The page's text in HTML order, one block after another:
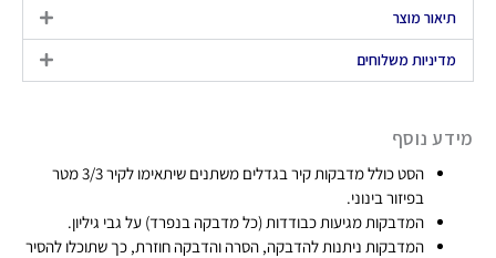
PALMS
rust
תיאור מוצר
מדיניות משלוחים
מידע נוסף
הסט כולל מדבקות קיר בגדלים משתנים שיתאימו לקיר 3/3 מטר
בפיזור בינוני.
המדבקות מגיעות כבודדות (כל מדבקה בנפרד) על גבי גיליון.
המדבקות ניתנות להדבקה, הסרה והדבקה חוזרת, כך שתוכלו להסיר